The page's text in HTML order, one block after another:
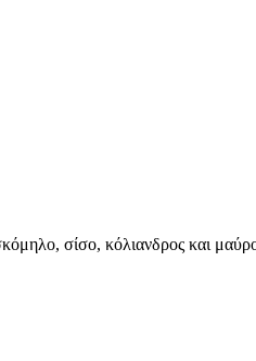
σίσο, κόλιανδρος και